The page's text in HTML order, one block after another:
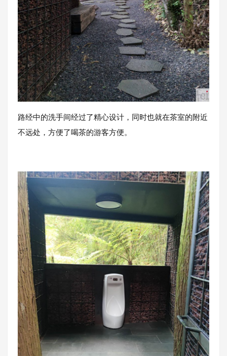
路经中的洗手间经过了精心设计，同时也就在茶室的附近
不远处，方便了喝茶的游客方便。